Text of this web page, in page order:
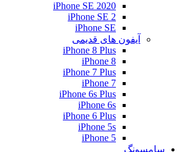
iPhone SE 2020
iPhone SE 2
iPhone SE
آیفون های قدیمی
iPhone 8 Plus
iPhone 8
iPhone 7 Plus
iPhone 7
iPhone 6s Plus
iPhone 6s
iPhone 6 Plus
iPhone 5s
iPhone 5
سامسونگ